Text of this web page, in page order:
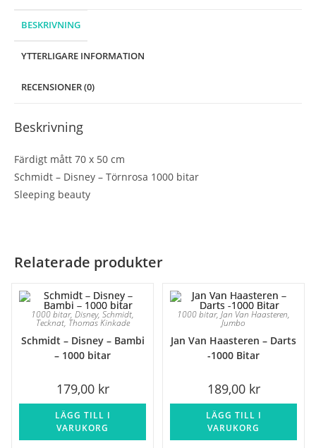
BESKRIVNING
YTTERLIGARE INFORMATION
RECENSIONER (0)
Beskrivning
Färdigt mått 70 x 50 cm
Schmidt – Disney – Törnrosa 1000 bitar
Sleeping beauty
Relaterade produkter
1000 bitar, Disney, Schmidt,
Tecknat, Thomas Kinkade
Schmidt – Disney – Bambi
– 1000 bitar
179,00 kr
LÄGG TILL I
VARUKORG
1000 bitar, Jan Van Haasteren,
Jumbo
Jan Van Haasteren – Darts
-1000 Bitar
189,00 kr
LÄGG TILL I
VARUKORG